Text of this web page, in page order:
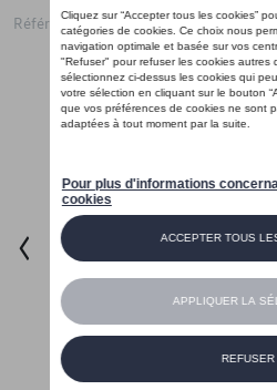
Référence: 760WCWV29A Z49